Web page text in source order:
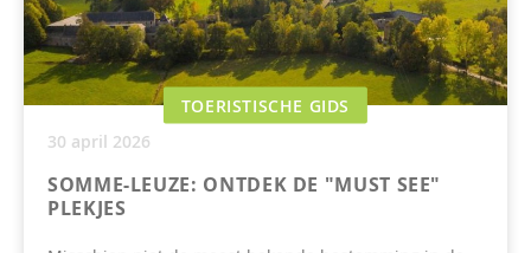
TOERISTISCHE GIDS
30 april 2026
SOMME-LEUZE: ONTDEK DE "MUST SEE"
PLEKJES